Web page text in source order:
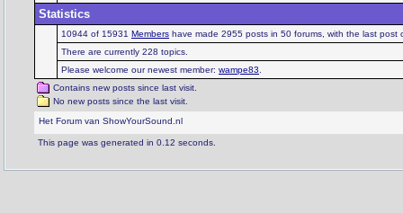
Statistics
10944 of 15931 Members have made 2955 posts in 50 forums, with the last post
There are currently 228 topics.
Please welcome our newest member: wampe83
Contains new posts since last visit.
No new posts since the last visit.
Het Forum van ShowYourSound.nl
This page was generated in 0.12 seconds.